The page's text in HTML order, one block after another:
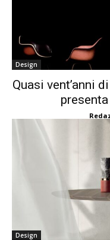
Design
Quasi vent’anni
Design